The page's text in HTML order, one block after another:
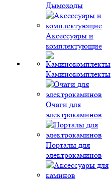
Дымоходы
Аксессуары и
комплектующие
Каминокомплекты
Очаги для
электрокаминов
Порталы для
электрокаминов